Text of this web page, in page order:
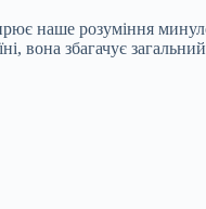
наше розуміння
вона збагачує